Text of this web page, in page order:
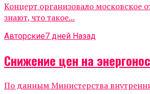
Концерт организовало
знают, что такое...
Авторские7 дней Назад
Снижение цен на
По данным Министерства